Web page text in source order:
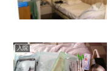
入院